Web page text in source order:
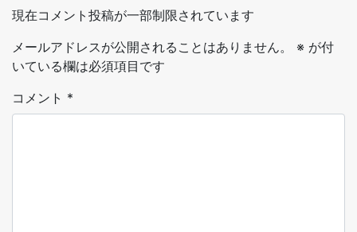
現在コメント投稿が一部制限されています
メールアドレスが公開されることはありません。
※ が付
いている欄は必須項目です
コメント *